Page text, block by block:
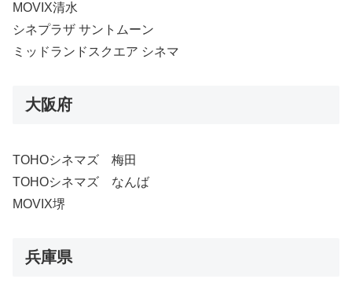
MOVIX清水
シネプラザ サントムーン
ミッドランドスクエア シネマ
大阪府
TOHOシネマズ 梅田
TOHOシネマズ なんば
MOVIX堺
兵庫県